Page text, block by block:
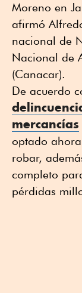
Moreno en
afirmó
nacional de
Nacional de
(Canacar).
De acuerdo
mercancías
optado
robar,
completo
pérdidas